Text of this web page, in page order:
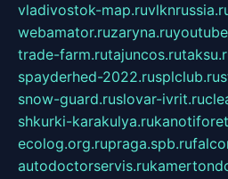
vladivostok-map.ru
webamator.ruzaryna.ru
trade-farm.rutajuncos.ru
spayderhed-2022.rusplclub.ru
snow-guard.ruslovar-ivrit.ru
shkurki-karakulya.ru
ecolog.org.rupraga.spb.ru
autodoctorservis.ru